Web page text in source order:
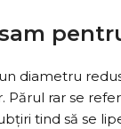
diametru
Părul rar se
tind să se